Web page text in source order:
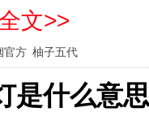
文>>
官方 柚子五代
是什么意